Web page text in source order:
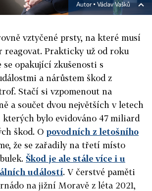
Autor ▪ Václav Vašků
vztyčené prsty, na které musí
reagovat. Prakticky už od roku
se opakující zkušenosti s
a nárůstem škod z
Stačí si vzpomenout na
a součet dvou největších v letech
kterých bylo evidováno 47 miliard
škod. O povodních z letošního
že se zařadily na třetí místo
Škod je ale stále více i u
událostí. V čerstvé paměti
na jižní Moravě z léta 2021,